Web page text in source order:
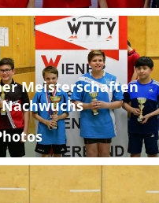
Meisterschaften
Nachwuchs